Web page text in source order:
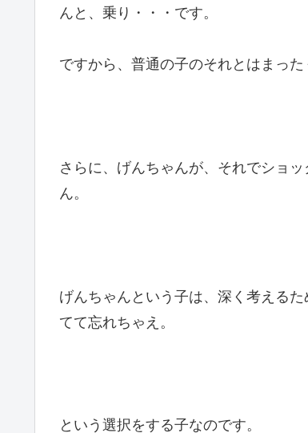
んと、乗り・・・です。
ですから、普通の子のそれとはまった
さらに、げんちゃんが、それでショ
ん。
げんちゃんという子は、深く考える
てて忘れちゃえ。
という選択をする子なのです。